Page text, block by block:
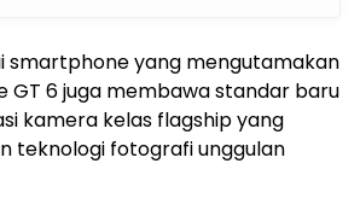
smartphone yang mengutamakan
GT 6 juga membawa standar baru
kamera kelas flagship yang
teknologi fotografi unggulan